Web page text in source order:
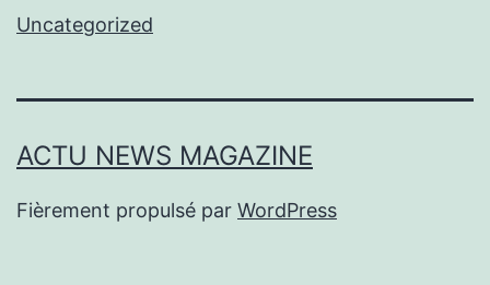
Uncategorized
ACTU NEWS MAGAZINE
Fièrement propulsé par WordPress